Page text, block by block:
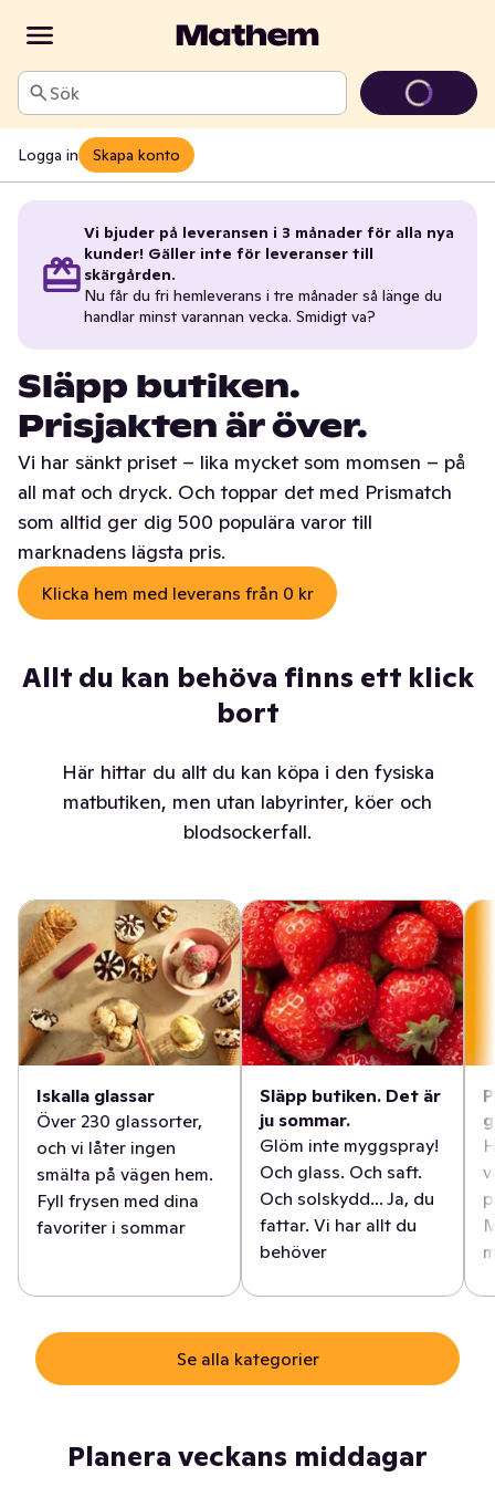
Sök
Logga in Skapa konto
Vi bjuder på leveransen i 3 månader för alla nya
kunder! Gäller inte för leveranser till
skärgården.
Nu får du fri hemleverans i tre månader så länge du
handlar minst varannan vecka. Smidigt va?
Släpp butiken.
Prisjakten är över.
Vi har sänkt priset – lika mycket som momsen – på
all mat och dryck. Och toppar det med Prismatch
som alltid ger dig 500 populära varor till
marknadens lägsta pris.
Klicka hem med leverans från 0 kr
Allt du kan behöva finns ett klick
bort
Här hittar du allt du kan köpa i den fysiska
matbutiken, men utan labyrinter, köer och
blodsockerfall.
Iskalla glassar
Över 230 glassorter,
och vi låter ingen
smälta på vägen hem.
Fyll frysen med dina
favoriter i sommar
Släpp butiken. Det är
ju sommar.
Glöm inte myggspray!
Och glass. Och saft.
Och solskydd... Ja, du
fattar. Vi har allt du
behöver
Se alla kategorier
Planera veckans middagar